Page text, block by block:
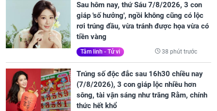
Sau hôm nay, thứ Sáu 7/8/2026, 3 con
giáp 'số hưởng', ngồi không cũng có lộc
rơi trúng đầu, vừa tránh được họa vừa có
tiền vàng
Tâm linh - Tử vi 38 phút trước
Trúng số độc đắc sau 16h30 chiều nay
(7/8/2026), 3 con giáp lộc nhiều hơn
sông, tài vận sáng như trăng Rằm, chính
thức hết khổ